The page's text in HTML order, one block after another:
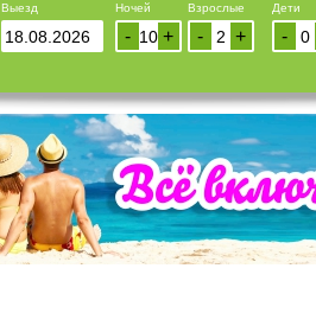
Выезд Ночей
+
-
Взрослые
+
-
Дети
-